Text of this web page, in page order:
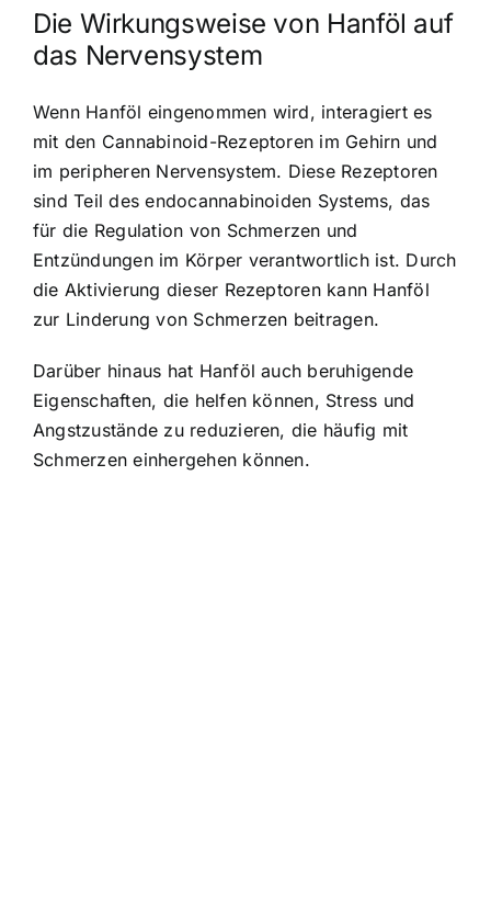
Die Wirkungsweise von Hanföl auf
das Nervensystem
Wenn Hanföl eingenommen wird, interagiert es
mit den Cannabinoid-Rezeptoren im Gehirn und
im peripheren Nervensystem. Diese Rezeptoren
sind Teil des endocannabinoiden Systems, das
für die Regulation von Schmerzen und
Entzündungen im Körper verantwortlich ist. Durch
die Aktivierung dieser Rezeptoren kann Hanföl
zur Linderung von Schmerzen beitragen.
Darüber hinaus hat Hanföl auch beruhigende
Eigenschaften, die helfen können, Stress und
Angstzustände zu reduzieren, die häufig mit
Schmerzen einhergehen können.